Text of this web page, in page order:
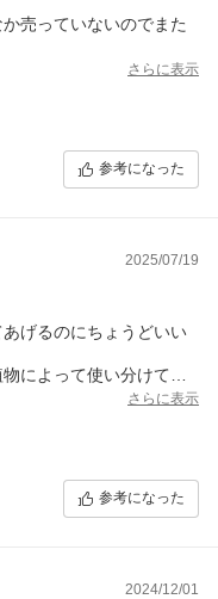
売っていないのでまた
さらに表示
参考になった
2025/07/19
げるのにちょうどいい
によって使い分けてい
さらに表示
参考になった
2024/12/01